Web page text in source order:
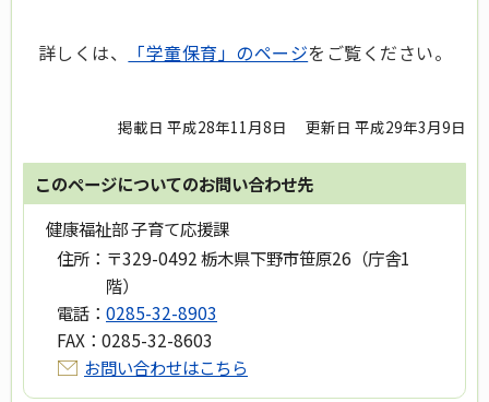
詳しくは、 「学童保育」のページをご覧ください。
掲載日 平成28年11月8日 更新日 平成29年3月9日
このページについてのお問い合わせ先
健康福祉部 子育て応援課
住所： 〒329-0492 栃木県下野市笹原26（庁舎1
階）
電話： 0285-32-8903
FAX： 0285-32-8603
お問い合わせはこちら